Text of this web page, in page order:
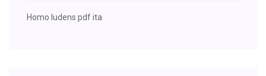
Homo ludens pdf ita